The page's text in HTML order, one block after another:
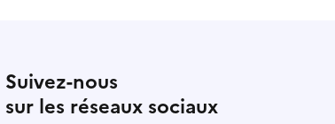
Suivez-nous
sur les réseaux sociaux